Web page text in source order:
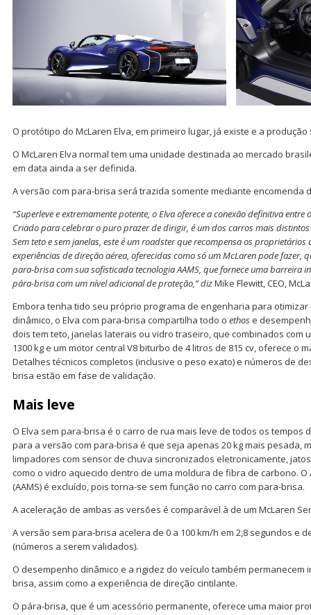
O protótipo do McLaren Elva, em primeiro lugar, já existe e a
O McLaren Elva normal tem uma unidade destinada ao mercado
em data ainda a ser definida.
A versão com para-brisa será trazida somente mediante encomenda
“Superleve e extremamente potente, o Elva oferece a conexão definitiva
Criado para celebrar o puro prazer de dirigir, é um dos carros mais
Sem teto e sem janelas, este é um roadster que recompensa os
experiências de direção aérea, oferecidas como só um McLaren pode fazer,
para-brisa com sua sofisticada tecnologia AAMS, que fornece uma barreira
pára-brisa com um nível adicional de proteção,” dizMike Flewitt, CEO,
Embora tenha tido seu próprio programa de engenharia para
dinâmico, o Elva com para-brisa compartilha todo o ethose
dois tem teto, janelas laterais ou vidro traseiro, que combinados com
1300 kg e um motor central V8 biturbo de 4 litros de 815 cv, oferece o
Detalhes técnicos completos (inclusive o peso exato) e números de
brisa estão em fase de validação.
Mais leve
O Elva sem para-brisa é o carro de rua mais leve de todos os tempos
para a versão com para-brisa é que seja apenas 20 kg mais pesada,
limpadores com sensor de chuva sincronizados eletronicamente,
como o vidro aquecido dentro de uma moldura de fibra de carbono. O
(AAMS) é excluído, pois torna-se sem função no carro com para-brisa.
A aceleração de ambas as versões é comparável à de um McLaren
A versão sem para-brisa acelera de 0 a 100 km/h em 2,8 segundos e
(números a serem validados).
O desempenho dinâmico e a rigidez do veículo também permanecem
brisa, assim como a experiência de direção cintilante.
O pára-brisa, que é um acessório permanente, oferece uma maior